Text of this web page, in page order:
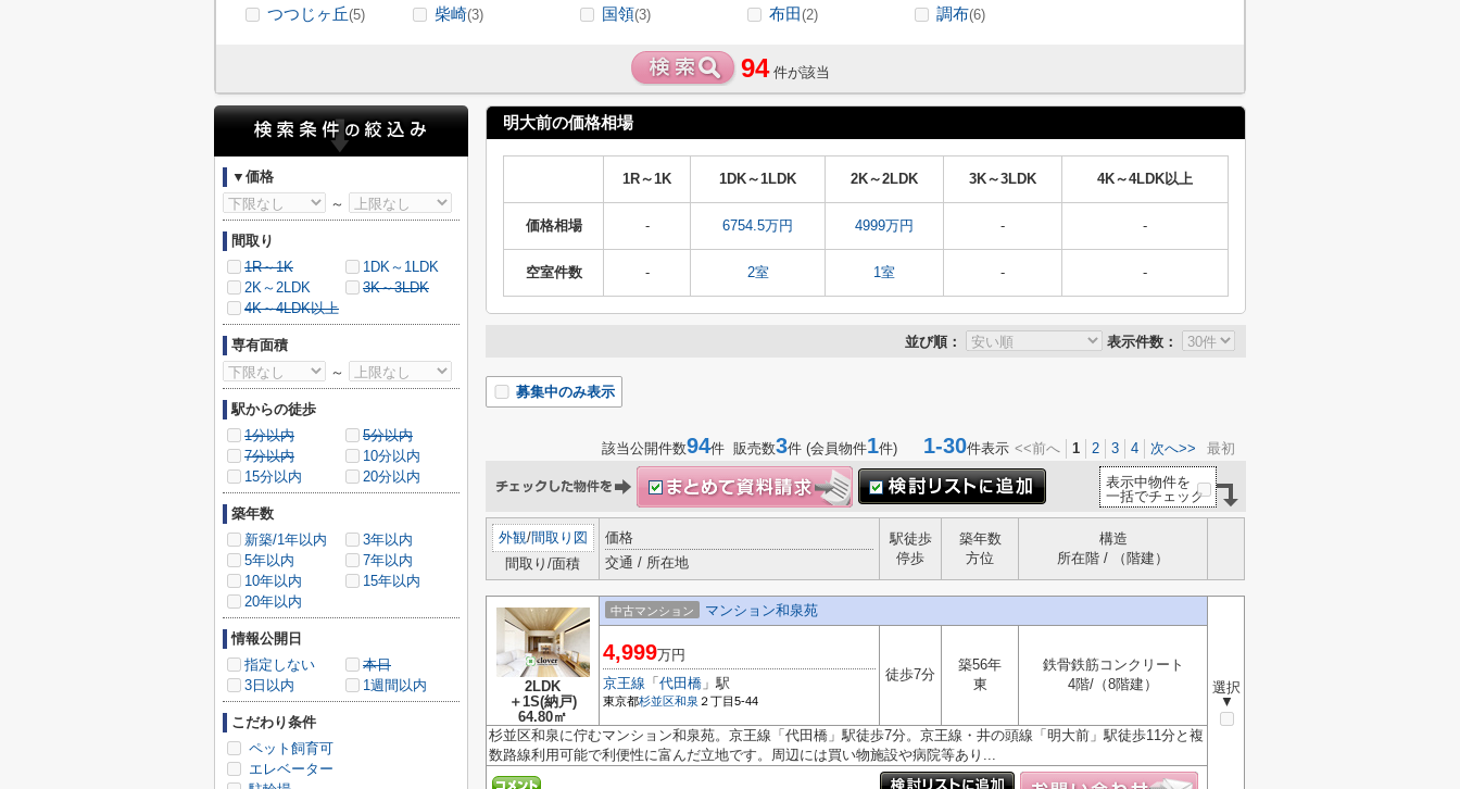
つつじヶ丘(5) 柴崎(3) 国領(3) 布田(2) 調布(6)
94 件が該当
明大前の価格相場
1R～1K 1DK～1LDK 2K～2LDK 3K～3LDK 4K～4LDK以上
価格相場 - 6754.5万円 4999万円 - -
空室件数 - 2室 1室 - -
並び順： 表示件数：
募集中のみ表示
該当公開件数94件 販売数3件 (会員物件1件) 1-30件表示 <<前へ 1 2 3 4 次へ>> 最初
表示中物件を
一括でチェック
外観/間取り図
間取り/面積
価格
交通 / 所在地
駅徒歩
停歩
築年数
方位
構造
所在階 / （階建）
2LDK
＋1S(納戸)
64.80㎡
中古マンション マンション和泉苑
選択
▼
4,999万円
京王線 「 代田橋 」駅
東京都杉並区和泉 ２丁目5-44
徒歩7分
築56年
東
鉄骨鉄筋コンクリート
4階/（8階建）
杉並区和泉に佇むマンション和泉苑。京王線「代田橋」駅徒歩7分。京王線・井の頭線「明大前」駅徒歩11分と複
数路線利用可能で利便性に富んだ立地です。周辺には買い物施設や病院等あり...
▼価格
～
間取り
1R～1K
1DK～1LDK
2K～2LDK
3K～3LDK
4K～4LDK以上
専有面積
～
駅からの徒歩
1分以内
5分以内
7分以内
10分以内
15分以内
20分以内
築年数
新築/1年以内
3年以内
5年以内
7年以内
10年以内
15年以内
20年以内
情報公開日
指定しない
本日
3日以内
1週間以内
こだわり条件
ペット飼育可
エレベーター